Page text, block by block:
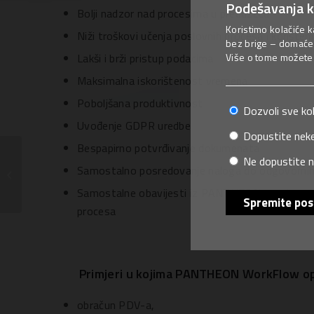
Bolji nadzor nad procesima u preduzeću
Niži troškovi učenja poslovnih procesa i
Lakši i brži pristup podacima
Maksimalna iskorištenost vremena
Poboljšana produktivnost
Uvođenje GDPR uredbe
Bespapirno potvrđivanje dokumenata
Samostalno posredovanje naloga do
Samostalne obavijesti iz PANTHEON-a
procesa
Primjeri u kojima PANTHEON WorkFlow
obračun PDV-a,
Elektronsko i online poslovanje
Podešavanja
Koristimo kolačiće
bez brige –
Više o tome
Dozvoli sve
Dopustite
Ne dopustite
Spremite